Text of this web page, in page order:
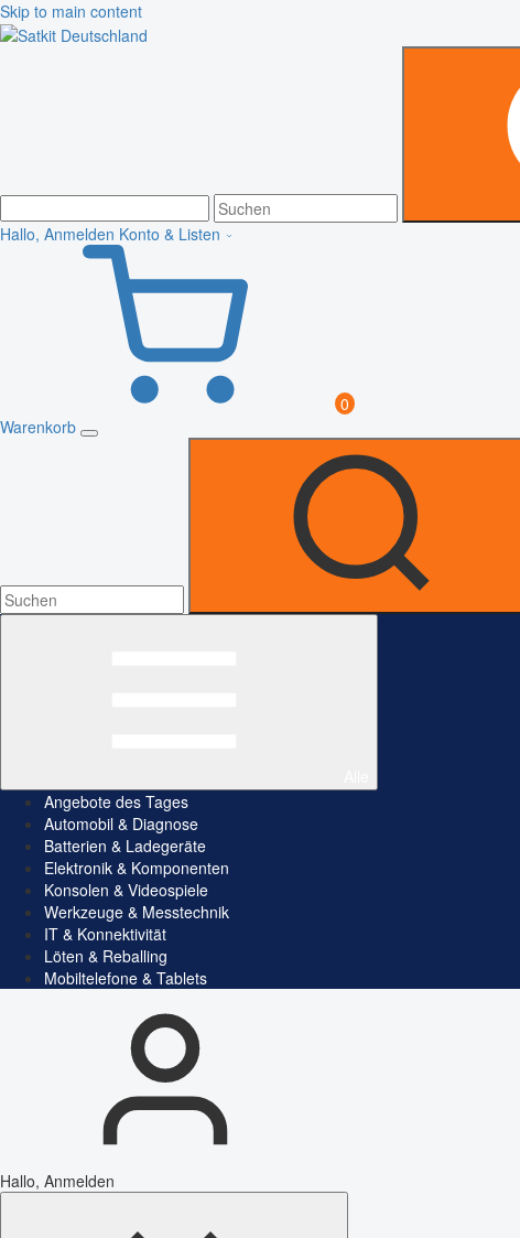
Skip to main content
Hallo, Anmelden Konto & Listen
0
Warenkorb
Angebote des Tages
Automobil & Diagnose
Batterien & Ladegeräte
Elektronik & Komponenten
Konsolen & Videospiele
Werkzeuge & Messtechnik
IT & Konnektivität
Löten & Reballing
Mobiltelefone & Tablets
Hallo, Anmelden